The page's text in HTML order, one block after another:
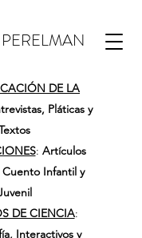
DE LA
Pláticas y
: Artículos
Infantil y
DE CIENCIA:
Interactivos y